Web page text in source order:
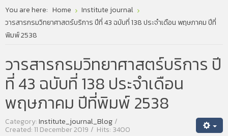
You are here: Home
Institute journal
วารสารกรมวิทยาศาสตร์บริการ ปีที่ 43 ฉบับที่ 138 ประจำเดือน พฤษภาคม ปีที่
พิมพ์ 2538
วารสารกรมวิทยาศาสตร์บริการ ปี
ที่ 43 ฉบับที่ 138 ประจำเดือน
พฤษภาคม ปีที่พิมพ์ 2538
Category:Institute_journal_Blog
Created: 11 December 2019 Hits: 3400